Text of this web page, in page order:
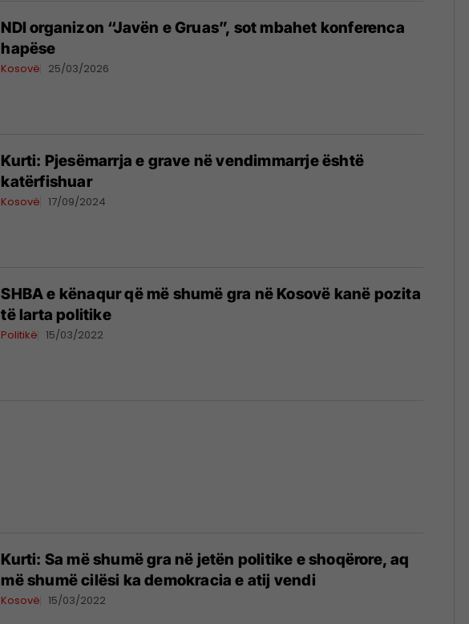
NDI organizon “Javën e Gruas”, sot mbahet konferenca
hapëse
Kosovë 25/03/2026
Kurti: Pjesëmarrja e grave në vendimmarrje është
katërfishuar
Kosovë 17/09/2024
SHBA e kënaqur që më shumë gra në Kosovë kanë pozita
të larta politike
Politikë 15/03/2022
Kurti: Sa më shumë gra në jetën politike e shoqërore, aq
më shumë cilësi ka demokracia e atij vendi
Kosovë 15/03/2022